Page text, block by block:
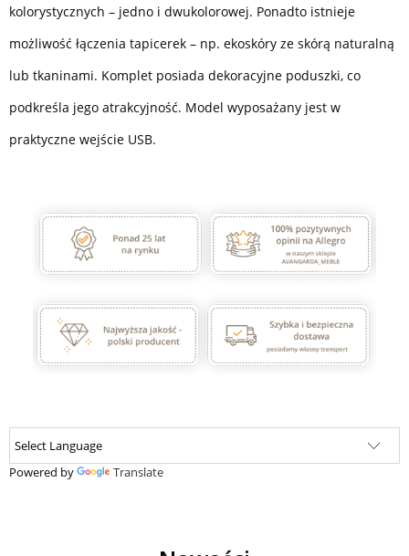
kolorystycznych – jedno i dwukolorowej. Ponadto istnieje
możliwość łączenia tapicerek – np. ekoskóry ze skórą naturalną
lub tkaninami. Komplet posiada dekoracyjne poduszki, co
podkreśla jego atrakcyjność. Model wyposażany jest w
praktyczne wejście USB.
Powered by Translate